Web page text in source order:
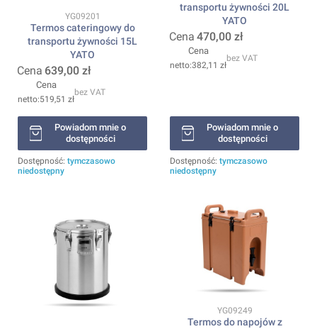
Kod produktu
YG09201
Termos cateringowy do
transportu żywności 15L
YATO
Cena 639,00 zł
Cena
519,51 zł
bez VAT
Powiadom mnie o
dostępności
Dostępność: tymczasowo
niedostępny
transportu żywności 20L
YATO
Cena 470,00 zł
Cena
382,11 zł
bez VAT
Powiadom mnie o
dostępności
Dostępność: tymczasowo
niedostępny
Kod produktu
YG09249
Termos do napojów z